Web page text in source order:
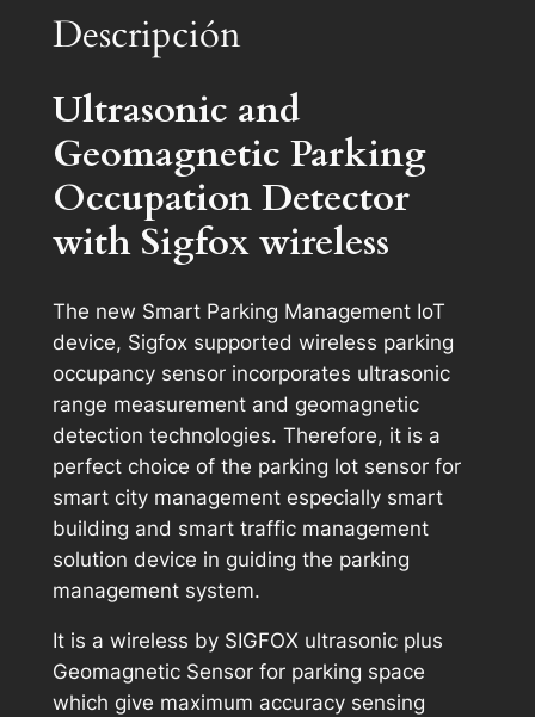
Descripción
Ultrasonic and
Geomagnetic Parking
Occupation Detector
with Sigfox wireless
The new Smart Parking Management IoT
device, Sigfox supported wireless parking
occupancy sensor incorporates ultrasonic
range measurement and geomagnetic
detection technologies. Therefore, it is a
perfect choice of the parking lot sensor for
smart city management especially smart
building and smart traffic management
solution device in guiding the parking
management system.
It is a wireless by SIGFOX ultrasonic plus
Geomagnetic Sensor for parking space
which give maximum accuracy sensing